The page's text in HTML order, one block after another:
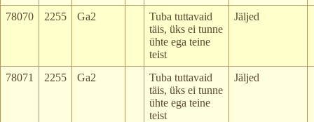
78070 2255 Ga2
Tuba tuttavaid
täis, üks ei tunne
ühte ega teine
teist
Jäljed
78071 2255 Ga2
Tuba tuttavaid
täis, üks ei tunne
ühte ega teine
teist
Jäljed